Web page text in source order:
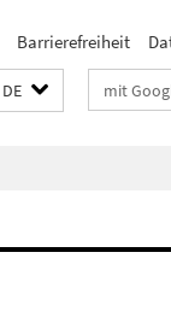
Barrierefreiheit
DE